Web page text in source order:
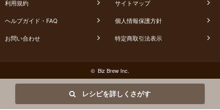
レシピを詳しくさがす
利用規約 サイトマップ
ヘルプガイド・FAQ 個人情報保護方針
お問い合わせ 特定商取引法表示
© Biz Brew Inc.